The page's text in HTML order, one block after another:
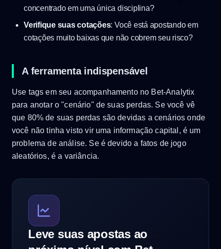
concentrado em uma única disciplina?
Verifique suas cotações: Você está apostando em
cotações muito baixas que não cobrem seu risco?
A ferramenta indispensável
Use tags em seu acompanhamento no Bet-Analytix
para anotar o "cenário" de suas perdas. Se você vê
que 80% de suas perdas são devidas a cenários onde
você não tinha visto vir uma informação capital, é um
problema de análise. Se é devido a fatos de jogo
aleatórios, é a variância.
Leve suas apostas ao